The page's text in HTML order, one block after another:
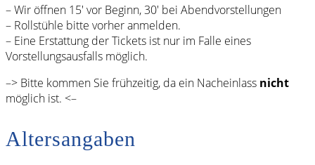
– Wir öffnen 15′ vor Beginn, 30′ bei Abendvorstellungen
– Rollstühle bitte vorher anmelden.
– Eine Erstattung der Tickets ist nur im Falle eines
Vorstellungsausfalls möglich.
–> Bitte kommen Sie frühzeitig, da ein Nacheinlass nicht
möglich ist. <–
Altersangaben